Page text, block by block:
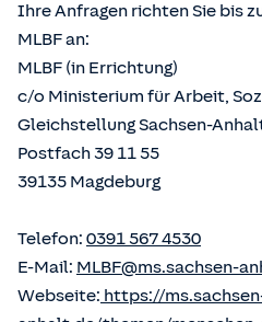
Ihre Anfragen richten Sie bis
MLBF an:
MLBF (in Errichtung)
c/o Ministerium für Arbeit,
Gleichstellung Sachsen-
Postfach 39 11 55
39135 Magdeburg
Telefon: 0391 567 4530
E-Mail: MLBF@ms.sachsen-
Webseite: https://